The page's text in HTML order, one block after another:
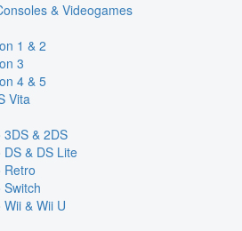
& Videogames
1 & 2
3
4 & 5
Vita
3DS & 2DS
DS & DS Lite
Retro
Switch
& Wii U